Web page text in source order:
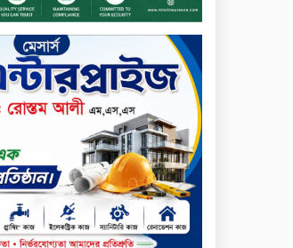
প্রদান
টাঙ্গাইলে ভাষা কর্মশালা ও পুরষ্কার
বিতরণ
সড়ক নিরাপত্তায় বিশেষ অবদান
রাখায় নিসচা বিশেষ সম্মাননা
পেলেন লায়ন গনি মিয়া বাবুল
মার্কেন্টাইল ব্যাংকের নির্বাহী
কমিটির চেয়ারম্যান হলেন
আনোয়ারুল হক